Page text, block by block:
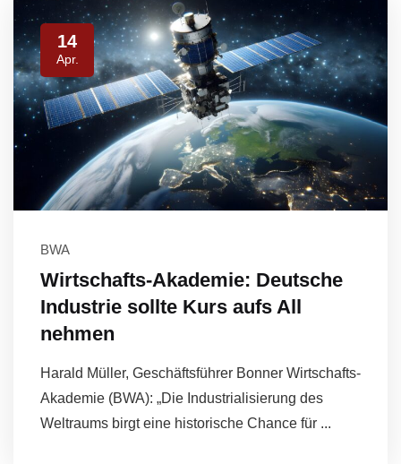
14
Apr.
BWA
Wirtschafts-Akademie: Deutsche
Industrie sollte Kurs aufs All
nehmen
Harald Müller, Geschäftsführer Bonner Wirtschafts-
Akademie (BWA): „Die Industrialisierung des
Weltraums birgt eine historische Chance für ...